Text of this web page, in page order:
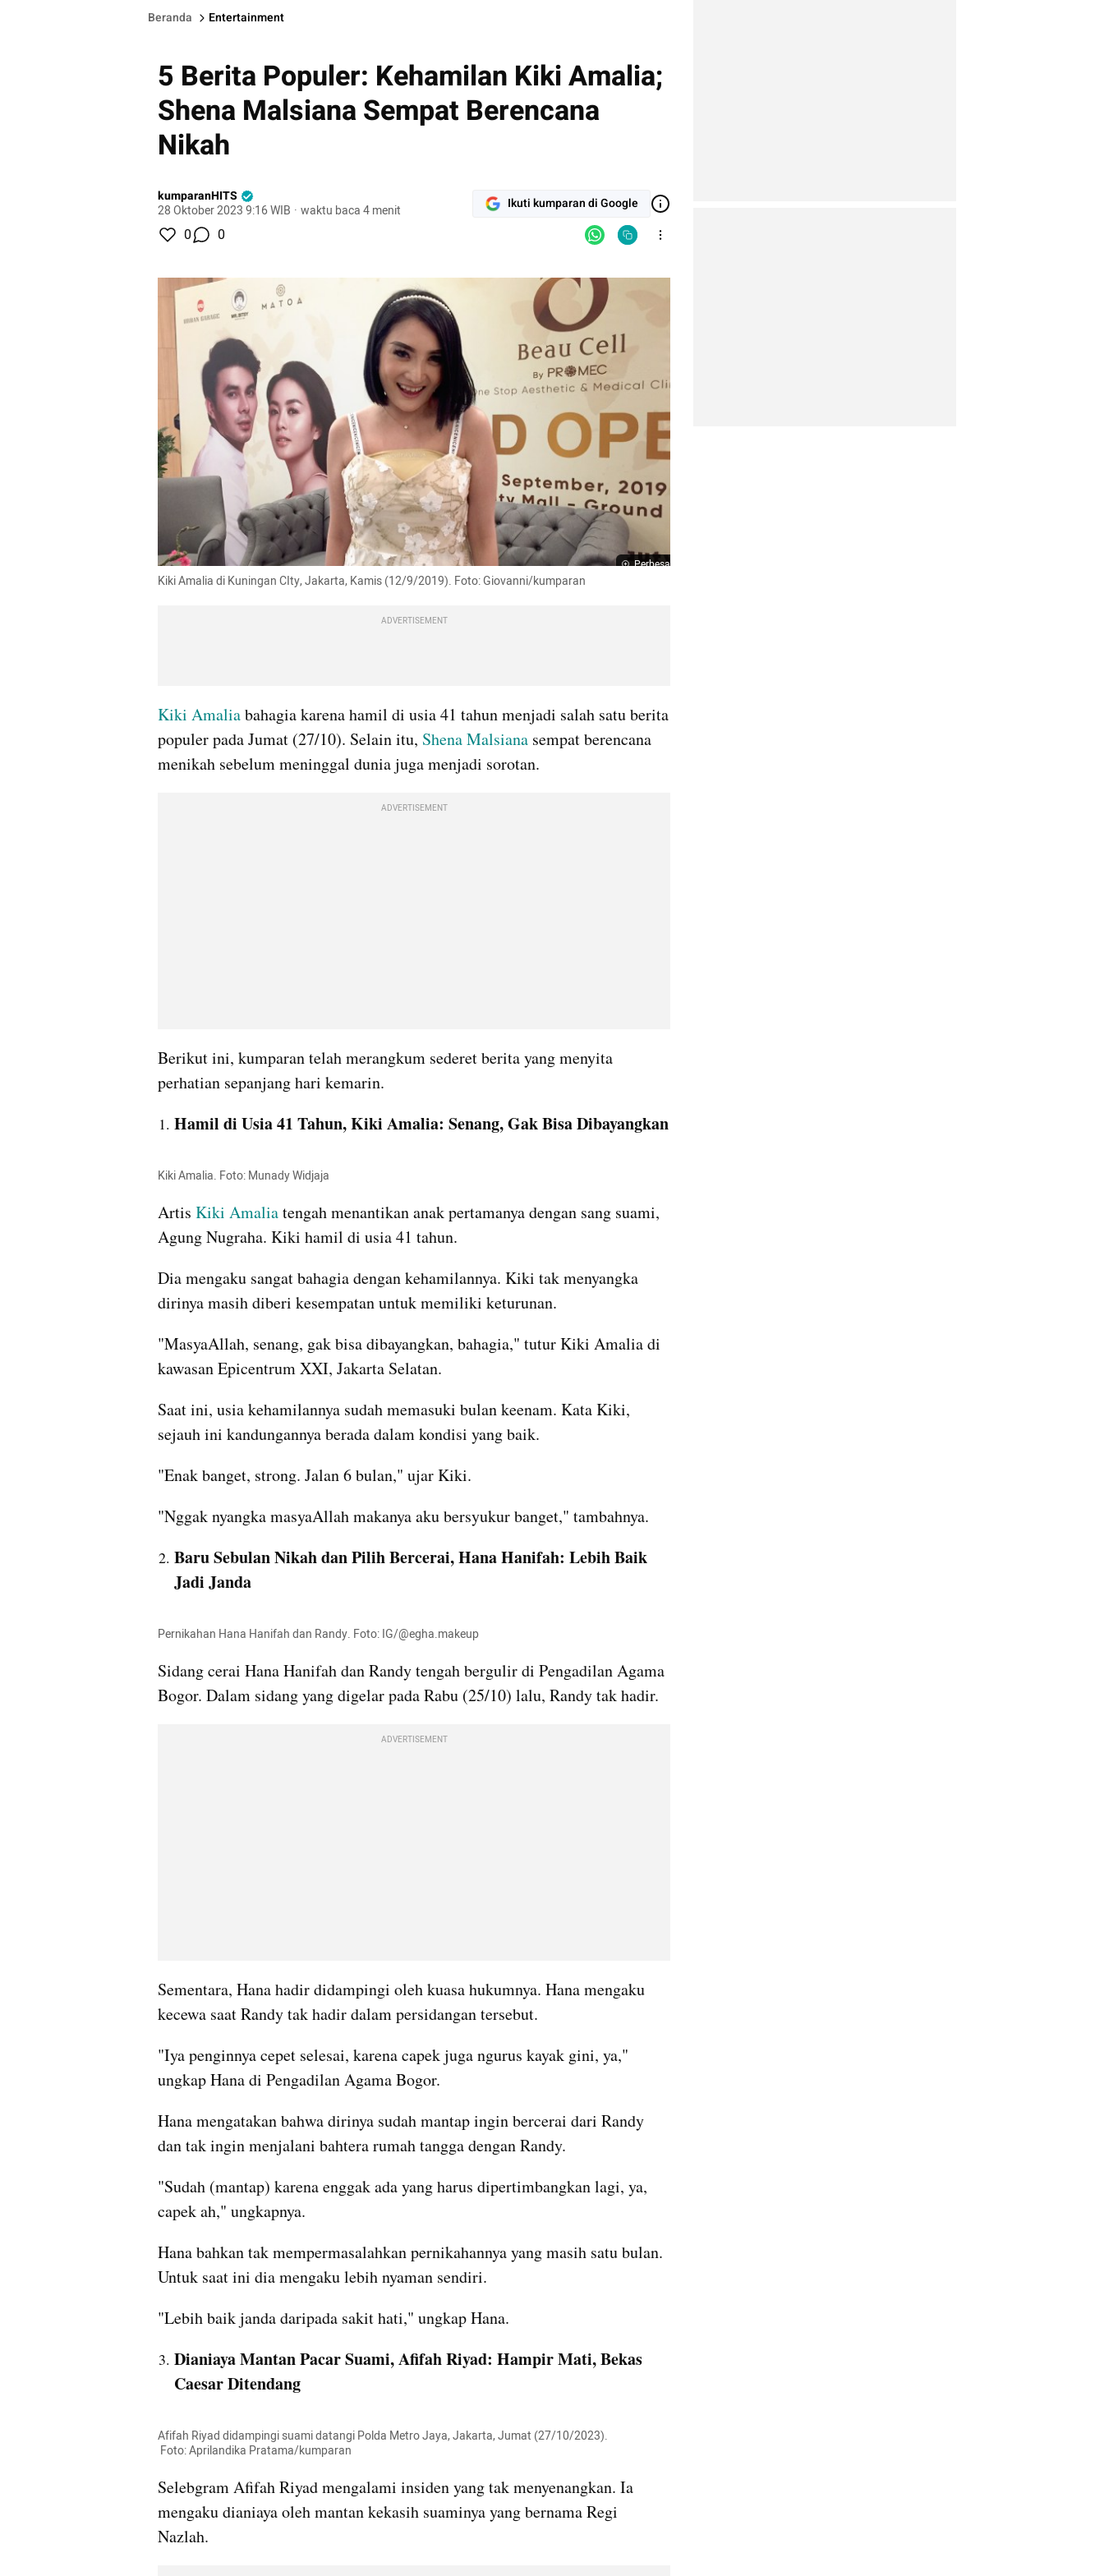
Beranda Entertainment
5 Berita Populer: Kehamilan Kiki Amalia;
Shena Malsiana Sempat Berencana
Nikah
kumparanHITS
28 Oktober 2023 9:16 WIB · waktu baca 4 menit Ikuti kumparan di Google
0 0
Perbesar
Kiki Amalia di Kuningan CIty, Jakarta, Kamis (12/9/2019). Foto: Giovanni/kumparan
ADVERTISEMENT
Kiki Amalia bahagia karena hamil di usia 41 tahun menjadi salah satu berita
populer pada Jumat (27/10). Selain itu, Shena Malsiana sempat berencana
menikah sebelum meninggal dunia juga menjadi sorotan.
ADVERTISEMENT
Berikut ini, kumparan telah merangkum sederet berita yang menyita
perhatian sepanjang hari kemarin.
Hamil di Usia 41 Tahun, Kiki Amalia: Senang, Gak Bisa Dibayangkan
Kiki Amalia. Foto: Munady Widjaja
Artis Kiki Amalia tengah menantikan anak pertamanya dengan sang suami,
Agung Nugraha. Kiki hamil di usia 41 tahun.
Dia mengaku sangat bahagia dengan kehamilannya. Kiki tak menyangka
dirinya masih diberi kesempatan untuk memiliki keturunan.
"MasyaAllah, senang, gak bisa dibayangkan, bahagia," tutur Kiki Amalia di
kawasan Epicentrum XXI, Jakarta Selatan.
Saat ini, usia kehamilannya sudah memasuki bulan keenam. Kata Kiki,
sejauh ini kandungannya berada dalam kondisi yang baik.
"Enak banget, strong. Jalan 6 bulan," ujar Kiki.
"Nggak nyangka masyaAllah makanya aku bersyukur banget," tambahnya.
Baru Sebulan Nikah dan Pilih Bercerai, Hana Hanifah: Lebih Baik
Jadi Janda
Pernikahan Hana Hanifah dan Randy. Foto: IG/@egha.makeup
Sidang cerai Hana Hanifah dan Randy tengah bergulir di Pengadilan Agama
Bogor. Dalam sidang yang digelar pada Rabu (25/10) lalu, Randy tak hadir.
ADVERTISEMENT
Sementara, Hana hadir didampingi oleh kuasa hukumnya. Hana mengaku
kecewa saat Randy tak hadir dalam persidangan tersebut.
"Iya penginnya cepet selesai, karena capek juga ngurus kayak gini, ya,"
ungkap Hana di Pengadilan Agama Bogor.
Hana mengatakan bahwa dirinya sudah mantap ingin bercerai dari Randy
dan tak ingin menjalani bahtera rumah tangga dengan Randy.
"Sudah (mantap) karena enggak ada yang harus dipertimbangkan lagi, ya,
capek ah," ungkapnya.
Hana bahkan tak mempermasalahkan pernikahannya yang masih satu bulan.
Untuk saat ini dia mengaku lebih nyaman sendiri.
"Lebih baik janda daripada sakit hati," ungkap Hana.
Dianiaya Mantan Pacar Suami, Afifah Riyad: Hampir Mati, Bekas
Caesar Ditendang
Afifah Riyad didampingi suami datangi Polda Metro Jaya, Jakarta, Jumat (27/10/2023).
Foto: Aprilandika Pratama/kumparan
Selebgram Afifah Riyad mengalami insiden yang tak menyenangkan. Ia
mengaku dianiaya oleh mantan kekasih suaminya yang bernama Regi
Nazlah.